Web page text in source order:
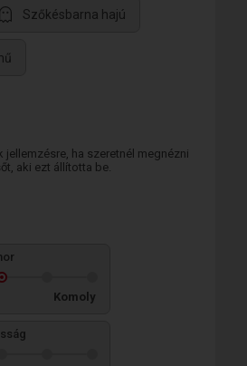
Szőkésbarna hajú
jellemzésre, ha szeretnél megnézni
aki ezt állította be.
Komoly